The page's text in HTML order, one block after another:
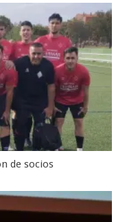
de socios